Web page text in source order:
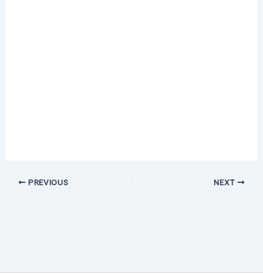
PREVIOUS NEXT